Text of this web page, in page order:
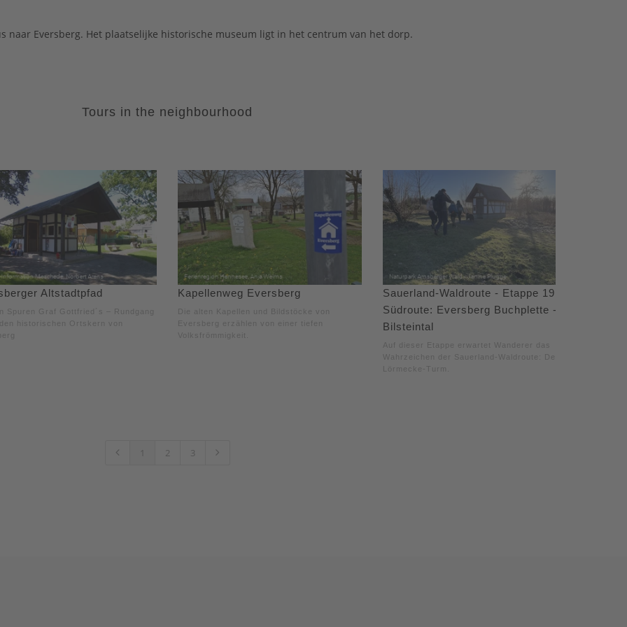
naar Eversberg. Het plaatselijke historische museum ligt in het centrum van het dorp.
Tours in the neighbourhood
Altstadtpfad
Spuren Graf Gottfried´s – Rundgang
historischen Ortskern von
Kapellenweg Eversberg
Die alten Kapellen und Bildstöcke von
Eversberg erzählen von einer tiefen
Volksfrömmigkeit.
Sauerland-Waldroute - Etappe 19
Südroute: Eversberg Buchplette -
Bilsteintal
Auf dieser Etappe erwartet Wanderer das
Wahrzeichen der Sauerland-Waldroute: Der
Lörmecke-Turm.
1 2 3